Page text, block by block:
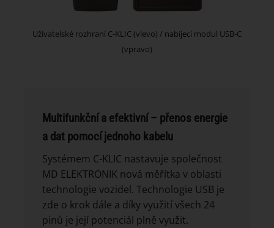
Uživatelské rozhraní C-KLIC (vlevo) / nabíjecí modul USB-C
(vpravo)
Multifunkční a efektivní – přenos energie
a dat pomocí jednoho kabelu
Systémem C-KLIC nastavuje společnost
MD ELEKTRONIK nová měřítka v oblasti
technologie vozidel. Technologie USB je
zde o krok dále a díky využití všech 24
pinů je její potenciál plně využit.